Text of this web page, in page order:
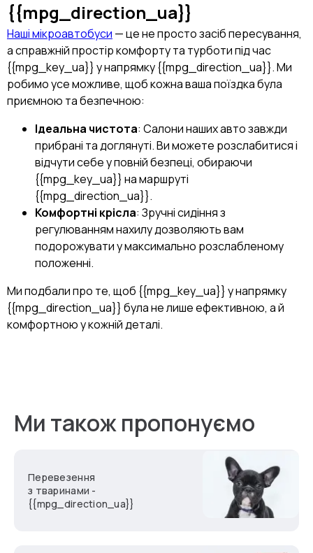
{{mpg_direction_ua}}
Наші мікроавтобуси — це не просто засіб пересування,
а справжній простір комфорту та турботи під час
{{mpg_key_ua}} у напрямку {{mpg_direction_ua}}. Ми
робимо усе можливе, щоб кожна ваша поїздка була
приємною та безпечною:
Ідеальна чистота: Салони наших авто завжди
прибрані та доглянуті. Ви можете розслабитися і
відчути себе у повній безпеці, обираючи
{{mpg_key_ua}} на маршруті
{{mpg_direction_ua}}.
Комфортні крісла: Зручні сидіння з
регулюванням нахилу дозволяють вам
подорожувати у максимально розслабленому
положенні.
Ми подбали про те, щоб {{mpg_key_ua}} у напрямку
{{mpg_direction_ua}} була не лише ефективною, а й
комфортною у кожній деталі.
Ми також пропонуємо
Перевезення
з тваринами -
{{mpg_direction_ua}}